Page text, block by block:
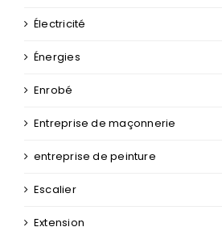
Électricité
Énergies
Enrobé
Entreprise de maçonnerie
entreprise de peinture
Escalier
Extension